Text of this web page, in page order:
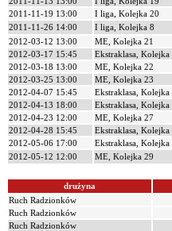
2011-11-19 13:00
I liga, Kolejka 20
2011-11-26 14:00
I liga, Kolejka 8
2012-03-12 13:00
ME, Kolejka 21
2012-03-17 15:45
Ekstraklasa, Kolejka
2012-03-18 13:00
ME, Kolejka 22
2012-03-25 13:00
ME, Kolejka 23
2012-04-07 15:45
Ekstraklasa, Kolejka
2012-04-13 18:00
Ekstraklasa, Kolejka
2012-04-23 12:00
ME, Kolejka 27
2012-04-28 15:45
Ekstraklasa, Kolejka
2012-05-06 17:00
Ekstraklasa, Kolejka
2012-05-12 12:00
ME, Kolejka 29
drużyna
Ruch Radzionków
Ruch Radzionków
Ruch Radzionków